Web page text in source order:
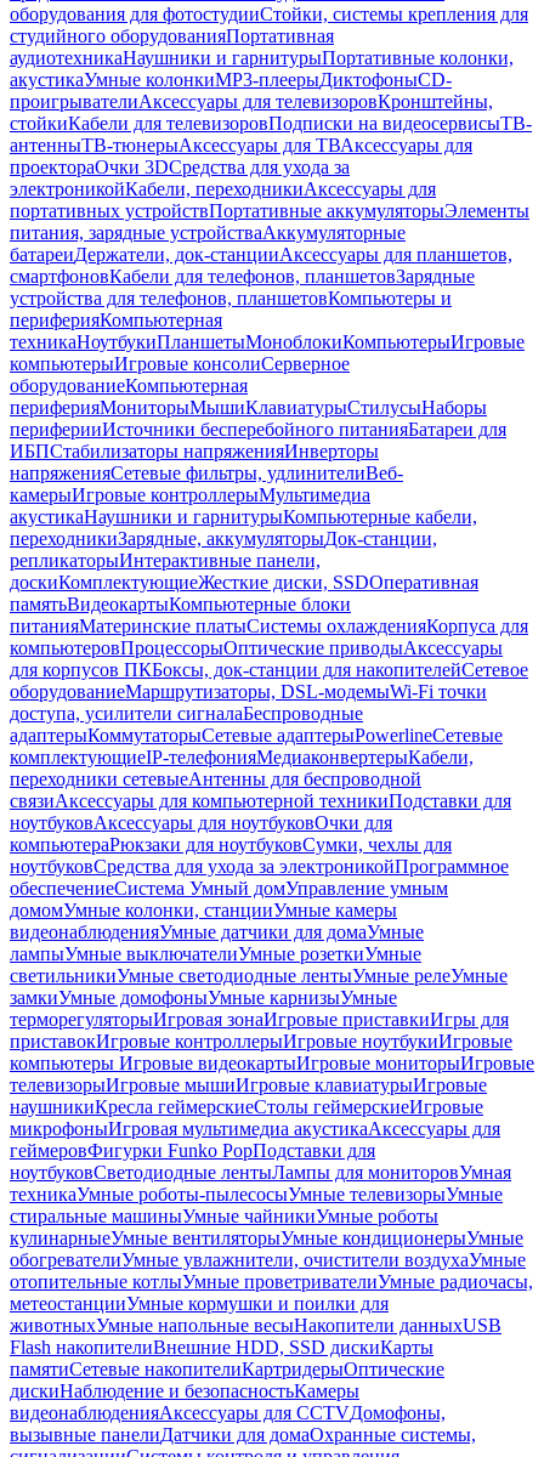
оборудования для фотостудииСтойки, системы крепления для
студийного оборудованияПортативная
аудиотехникаНаушники и гарнитурыПортативные колонки,
акустикаУмные колонкиMP3-плеерыДиктофоныCD-
проигрывателиАксессуары для телевизоровКронштейны,
стойкиКабели для телевизоровПодписки на видеосервисыТВ-
антенныТВ-тюнерыАксессуары для ТВАксессуары для
проектораОчки 3DСредства для ухода за
электроникойКабели, переходникиАксессуары для
портативных устройствПортативные аккумуляторыЭлементы
питания, зарядные устройстваАккумуляторные
батареиДержатели, док-станцииАксессуары для планшетов,
смартфоновКабели для телефонов, планшетовЗарядные
устройства для телефонов, планшетовКомпьютеры и
периферияКомпьютерная
техникаНоутбукиПланшетыМоноблокиКомпьютерыИгровые
компьютерыИгровые консолиСерверное
оборудованиеКомпьютерная
периферияМониторыМышиКлавиатурыСтилусыНаборы
периферииИсточники бесперебойного питанияБатареи для
ИБПСтабилизаторы напряженияИнверторы
напряженияСетевые фильтры, удлинителиВеб-
камерыИгровые контроллерыМультимедиа
акустикаНаушники и гарнитурыКомпьютерные кабели,
переходникиЗарядные, аккумуляторыДок-станции,
репликаторыИнтерактивные панели,
доскиКомплектующиеЖесткие диски, SSDОперативная
памятьВидеокартыКомпьютерные блоки
питанияМатеринские платыСистемы охлажденияКорпуса для
компьютеровПроцессорыОптические приводыАксессуары
для корпусов ПКБоксы, док-станции для накопителейСетевое
оборудованиеМаршрутизаторы, DSL-модемыWi-Fi точки
доступа, усилители сигналаБеспроводные
адаптерыКоммутаторыСетевые адаптерыPowerlineСетевые
комплектующиеIP-телефонияМедиаконвертерыКабели,
переходники сетевыеАнтенны для беспроводной
связиАксессуары для компьютерной техникиПодставки для
ноутбуковАксессуары для ноутбуковОчки для
компьютераРюкзаки для ноутбуковСумки, чехлы для
ноутбуковСредства для ухода за электроникойПрограммное
обеспечениеСистема Умный домУправление умным
домомУмные колонки, станцииУмные камеры
видеонаблюденияУмные датчики для домаУмные
лампыУмные выключателиУмные розеткиУмные
светильникиУмные светодиодные лентыУмные релеУмные
замкиУмные домофоныУмные карнизыУмные
терморегуляторыИгровая зонаИгровые приставкиИгры для
приставокИгровые контроллерыИгровые ноутбукиИгровые
компьютеры Игровые видеокартыИгровые мониторыИгровые
телевизорыИгровые мышиИгровые клавиатурыИгровые
наушникиКресла геймерскиеСтолы геймерскиеИгровые
микрофоныИгровая мультимедиа акустикаАксессуары для
геймеровФигурки Funko PopПодставки для
ноутбуковСветодиодные лентыЛампы для мониторовУмная
техникаУмные роботы-пылесосыУмные телевизорыУмные
стиральные машиныУмные чайникиУмные роботы
кулинарныеУмные вентиляторыУмные кондиционерыУмные
обогревателиУмные увлажнители, очистители воздухаУмные
отопительные котлыУмные проветривателиУмные радиочасы,
метеостанцииУмные кормушки и поилки для
животныхУмные напольные весыНакопители данныхUSB
Flash накопителиВнешние HDD, SSD дискиКарты
памятиСетевые накопителиКартридерыОптические
дискиНаблюдение и безопасностьКамеры
видеонаблюденияАксессуары для CCTVДомофоны,
вызывные панелиДатчики для домаОхранные системы,